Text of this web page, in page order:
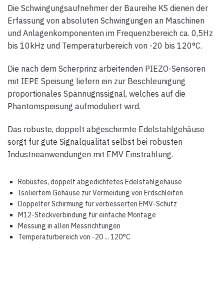
Die Schwingungsaufnehmer der Baureihe KS dienen der
Erfassung von absoluten Schwingungen an Maschinen
und Anlagenkomponenten im Frequenzbereich ca. 0,5Hz
bis 10kHz und Temperaturbereich von -20 bis 120°C.
Die nach dem Scherprinz arbeitenden PIEZO-Sensoren
mit IEPE Speisung liefern ein zur Beschleunigung
proportionales Spannugnssignal, welches auf die
Phantomspeisung aufmoduliert wird.
Das robuste, doppelt abgeschirmte Edelstahlgehäuse
sorgt für gute Signalqualität selbst bei robusten
Industrieanwendungen mit EMV Einstrahlung.
Robustes, doppelt abgedichtetes Edelstahlgehäuse
Isoliertem Gehäuse zur Vermeidung von Erdschleifen
Doppelter Schirmung für verbesserten EMV-Schutz
M12-Steckverbindung für einfache Montage
Messung in allen Messrichtungen
Temperaturbereich von -20 ... 120°C